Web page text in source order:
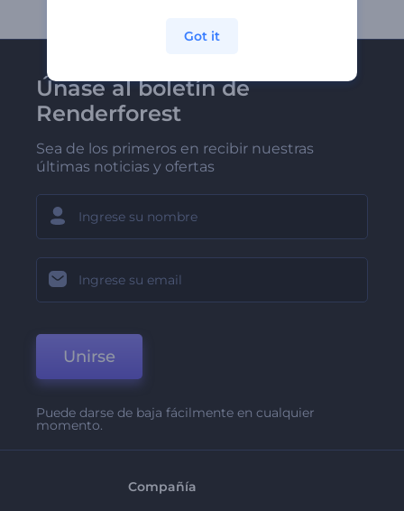
Únase al boletín de
Renderforest
Sea de los primeros en recibir nuestras
últimas noticias y ofertas
Unirse
Puede darse de baja fácilmente en cualquier
momento.
Compañía
Got it